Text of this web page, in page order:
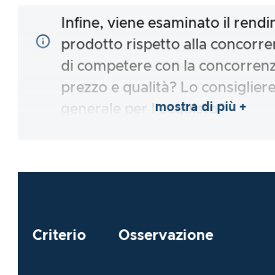
Infine, viene esaminato il
prodotto rispetto alla
di competere con la
prezzo e qualità? Lo
generale per l’acquisto?
mostra di più +
Criterio Osservazione